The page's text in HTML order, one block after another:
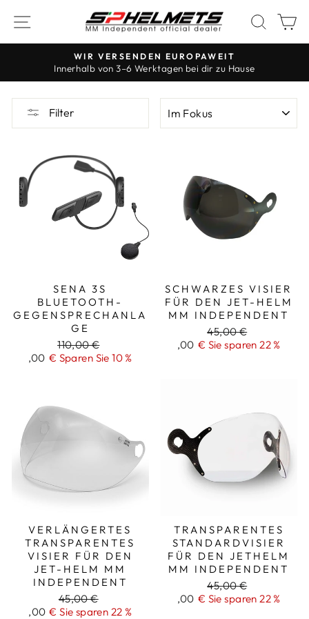
Inhalt
NAVIGATION
Die
anhalten
WIR VERSENDEN EUROPAWEIT
Innerhalb von 3–6 Werktagen bei dir zu Hause
Filter
SENA 3S
BLUETOOTH-
GEGENSPRECHANLA
GE
Regulärer
Preis
110,00 €
Aktionspreis
,00 € Sparen Sie 10 %
SCHWARZES VISIER
FÜR DEN JET-HELM
MM INDEPENDENT
Regulärer
Preis
45,00 €
Reduzierter
,00 € Sie sparen 22 %
VERLÄNGERTES
TRANSPARENTES
VISIER FÜR DEN
JET-HELM MM
INDEPENDENT
Regulärer
Preis
45,00 €
Reduzierter
,00 € Sie sparen 22 %
TRANSPARENTES
STANDARDVISIER
FÜR DEN JETHELM
MM INDEPENDENT
Regulärer
Preis
45,00 €
Reduzierter
,00 € Sie sparen 22 %